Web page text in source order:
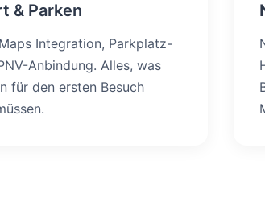
& Parken
Integration, Parkplatz-
Anbindung. Alles, was
für den ersten Besuch